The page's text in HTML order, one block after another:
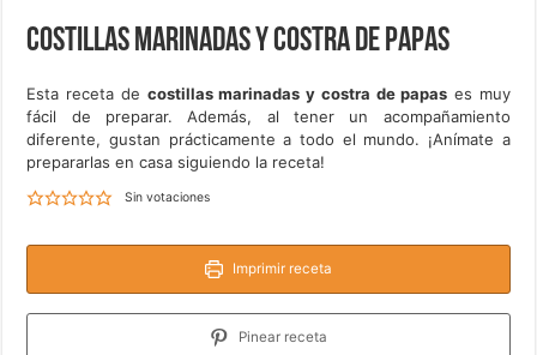
Costillas marinadas y costra de papas
Esta receta de costillas marinadas y costra de papas es muy
fácil de preparar. Además, al tener un acompañamiento
diferente, gustan prácticamente a todo el mundo. ¡Anímate a
prepararlas en casa siguiendo la receta!
Sin votaciones
Imprimir receta
Pinear receta